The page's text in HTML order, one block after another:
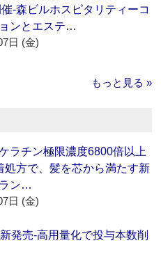
‐森ビルホスピタリティーコ
ンとエステ…
日 (金)
もっと見る »
ラチン極限濃度6800倍以上
処方で、髪を芯から満たす新
ン…
日 (金)
発売‐高用量化で投与本数削